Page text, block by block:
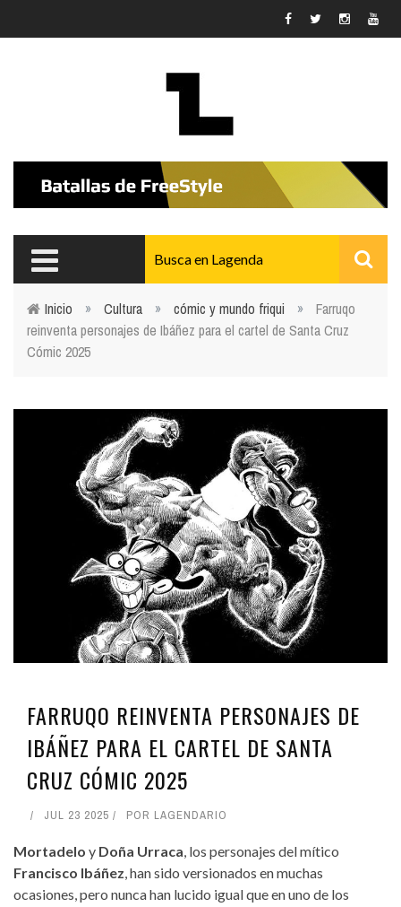
Usted está aquí
Inicio » Cultura » cómic y mundo friqui »
Farruqo
reinventa personajes de Ibáñez para el cartel de Santa Cruz
Cómic 2025
FARRUQO REINVENTA PERSONAJES DE
IBÁÑEZ PARA EL CARTEL DE SANTA
CRUZ CÓMIC 2025
JUL 23 2025 POR LAGENDARIO
Mortadelo y Doña Urraca, los personajes del mítico
Francisco Ibáñez, han sido versionados en muchas
ocasiones, pero nunca han lucido igual que en uno de los